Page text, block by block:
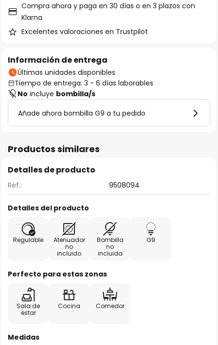
Compra ahora y paga en 30 días o en 3 plazos con
Klarna
Excelentes valoraciones en Trustpilot
Información de entrega
Últimas unidades disponibles
Tiempo de entrega: 3 - 6 días laborables
No incluye bombilla/s
Añade ahora bombilla G9 a tu pedido
Productos similares
Detalles de producto
Ref.: 9508094
Detalles del producto
Regulable
Atenuador
no
incluido
Bombilla
no
incluida
G9
Perfecto para estas zonas
Sala de
estar
Cocina Comedor
Medidas